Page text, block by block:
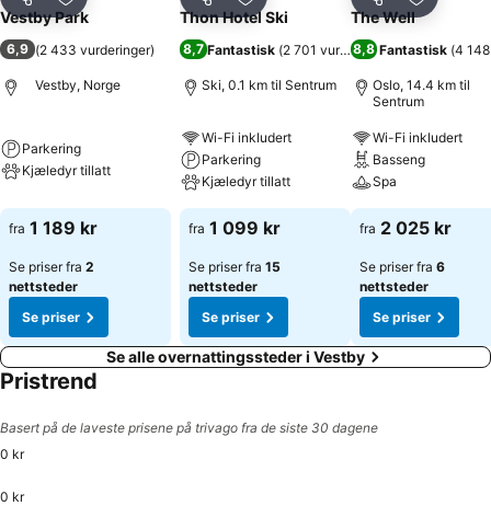
Del Legg til i favoritter
Vestby Park
6,9 (2 433 vurderinger)
Vestby, Norge
Parkering
Kjæledyr tillatt
fra 1 189 kr
Se priser fra 2
nettsteder
Se priser
Del Legg til i favoritter
Thon Hotel Ski
8,7 Fantastisk (2 701 vurderinger)
Ski, 0.1 km til Sentrum
Wi-Fi inkludert
Parkering
Kjæledyr tillatt
fra 1 099 kr
Se priser fra 15
nettsteder
Se priser
Del Legg til
The Well
8,8 Fantastisk (4
Oslo, 14.4 km til
Sentrum
Wi-Fi inkludert
Basseng
Spa
fra 2 025 kr
Se priser fra 6
nettsteder
Se priser
Se alle overnattingssteder i Vestby
Pristrend
Basert på de laveste prisene på trivago fra de siste 30 dagene
0 kr
0 kr